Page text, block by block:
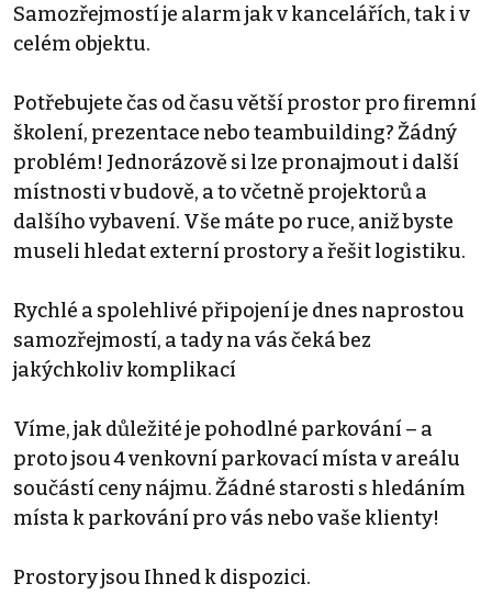
Samozřejmostí je alarm jak v kancelářích, tak i v
celém objektu.
Potřebujete čas od času větší prostor pro firemní
školení, prezentace nebo teambuilding? Žádný
problém! Jednorázově si lze pronajmout i další
místnosti v budově, a to včetně projektorů a
dalšího vybavení. Vše máte po ruce, aniž byste
museli hledat externí prostory a řešit logistiku.
Rychlé a spolehlivé připojení je dnes naprostou
samozřejmostí, a tady na vás čeká bez
jakýchkoliv komplikací
Víme, jak důležité je pohodlné parkování – a
proto jsou 4 venkovní parkovací místa v areálu
součástí ceny nájmu. Žádné starosti s hledáním
místa k parkování pro vás nebo vaše klienty!
Prostory jsou Ihned k dispozici.